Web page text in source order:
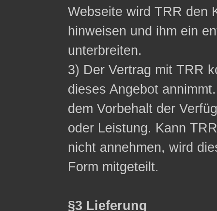
Webseite wird TRR den
hinweisen und ihm ein
unterbreiten.
3) Der Vertrag mit TRR
dieses Angebot
dem Vorbehalt der
oder Leistung. Kann
nicht annehmen, wird
Form mitgeteilt.
§3 Lieferung